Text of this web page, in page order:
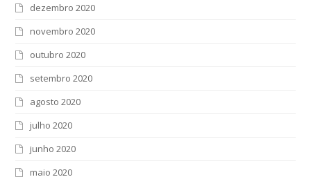
dezembro 2020
novembro 2020
outubro 2020
setembro 2020
agosto 2020
julho 2020
junho 2020
maio 2020